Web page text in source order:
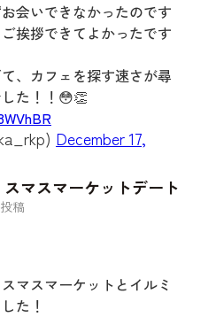
会いできなかったのです
挨拶できてよかったです
、カフェを探す速さが尋
た！！😳👏
December 17,
マスマーケットデート
稿
マスマーケットとイルミ
た！